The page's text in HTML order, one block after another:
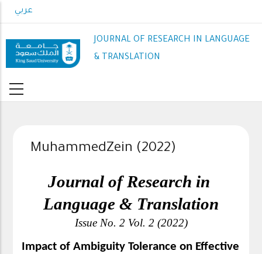
to
content
عربي
JOURNAL OF RESEARCH IN LANGUAGE
& TRANSLATION
MuhammedZein (2022)
Journal of Research in
Language & Translation
Issue No. 2 Vol. 2 (2022)
Impact of Ambiguity Tolerance on Effective